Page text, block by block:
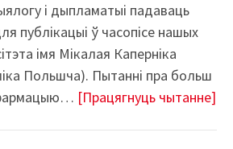
і дыпламатыі падаваць
публікацыі ў часопісе нашых
імя Мікалая Каперніка
Польшча). Пытанні пра больш
[Працягнуць чытанне]